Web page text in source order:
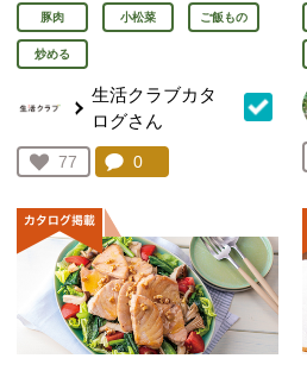
豚肉 小松菜 ご飯もの
炒める
生活クラブカタ
ログさん
お気に入り登録：
77
人が登録
コメント：
0件。コメントを見る。